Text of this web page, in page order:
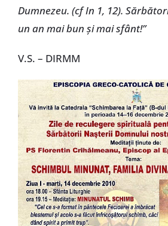
Dumnezeu. (cf In 1, 12).
un an mai bun şi mai sfânt!”
V.S. – DIRMM